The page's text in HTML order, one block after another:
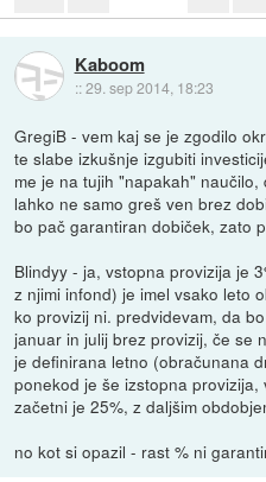
Kaboom
::29. sep 2014, 18:23
GregiB - vem kaj se je zgodilo
te slabe izkušnje izgubiti
me je na tujih "napakah"
lahko ne samo greš ven brez
bo pač garantiran dobiček, zato
Blindyy - ja, vstopna provizija je
z njimi infond) je imel vsako leto
ko provizij ni. predvidevam, da
januar in julij brez provizij, če se
je definirana letno (obračunana
ponekod je še izstopna
začetni je 25%, z daljšim
no kot si opazil - rast % ni